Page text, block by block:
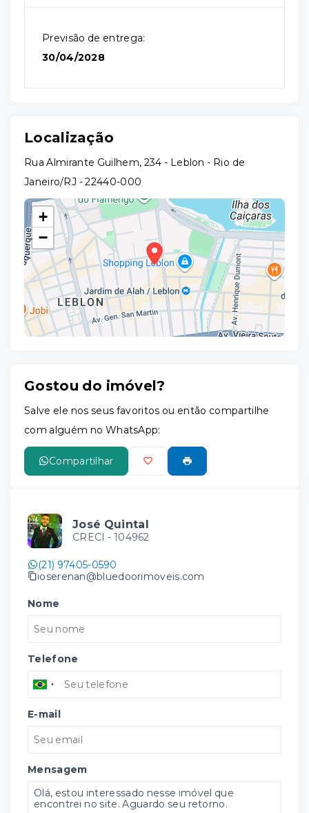
Previsão de entrega:
30/04/2028
Localização
Rua Almirante Guilhem, 234 - Leblon - Rio de
Janeiro/RJ - 22440-000
+
−
Gostou do imóvel?
Salve ele nos seus favoritos ou então compartilhe
com alguém no WhatsApp:
Compartilhar
José Quintal
CRECI - 104962
(21) 97405-0590
joserenan@bluedoorimoveis.com
Nome
Telefone
E-mail
Mensagem